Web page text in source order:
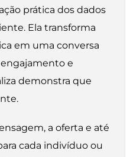
prática dos dados
Ela transforma
em uma conversa
e
demonstra que
a oferta e até
cada indivíduo ou